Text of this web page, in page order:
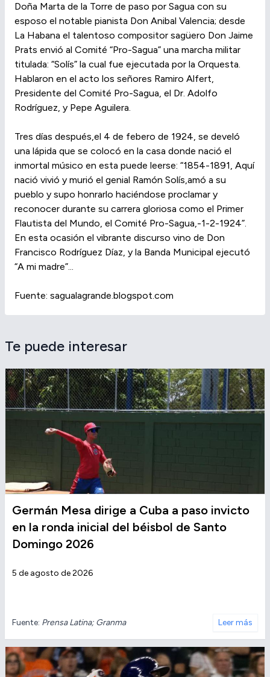
Doña Marta de la Torre de paso por Sagua con su
esposo el notable pianista Don Anibal Valencia; desde
La Habana el talentoso compositor sagüero Don Jaime
Prats envió al Comité “Pro-Sagua” una marcha militar
titulada: “Solís” la cual fue ejecutada por la Orquesta.
Hablaron en el acto los señores Ramiro Alfert,
Presidente del Comité Pro-Sagua, el Dr. Adolfo
Rodríguez, y Pepe Aguilera.
Tres días después,el 4 de febero de 1924, se develó
una lápida que se colocó en la casa donde nació el
inmortal músico en esta puede leerse: “1854-1891, Aquí
nació vivió y murió el genial Ramón Solís,amó a su
pueblo y supo honrarlo haciéndose proclamar y
reconocer durante su carrera gloriosa como el Primer
Flautista del Mundo, el Comité Pro-Sagua,-1-2-1924”.
En esta ocasión el vibrante discurso vino de Don
Francisco Rodríguez Díaz, y la Banda Municipal ejecutó
“A mi madre”...
Fuente: sagualagrande.blogspot.com
Te puede interesar
Germán Mesa dirige a Cuba a paso invicto
en la ronda inicial del béisbol de Santo
Domingo 2026
5 de agosto de 2026
Fuente: Prensa Latina; Granma Leer más